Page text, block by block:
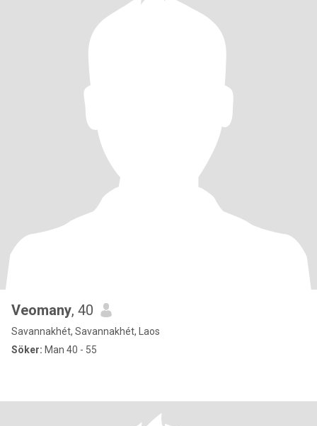
Veomany, 40
Savannakhét, Savannakhét, Laos
Söker: Man 40 - 55